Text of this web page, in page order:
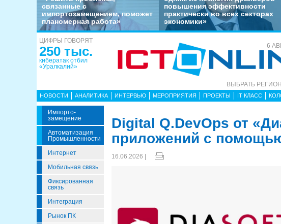
связанные с
импортозамещением, поможет
планомерная работа»
повышения эффективности
практически во всех секторах
экономики»
ЦИФРЫ ГОВОРЯТ
250 тыс.
кибератак отбил
«Уралкалий»
6
ВЫБРАТЬ РЕГИОН
НОВОСТИ АНАЛИТИКА ИНТЕРВЬЮ МЕРОПРИЯТИЯ ПРОЕКТЫ IT КЛАСС
Импорто­
Замещение
Автоматизация
Промышленности
Интернет
Мобильная связь
Фиксированная
связь
Интеграция
Рынок ПК
Digital Q.DevOps от
приложений с
16.06.2026 |